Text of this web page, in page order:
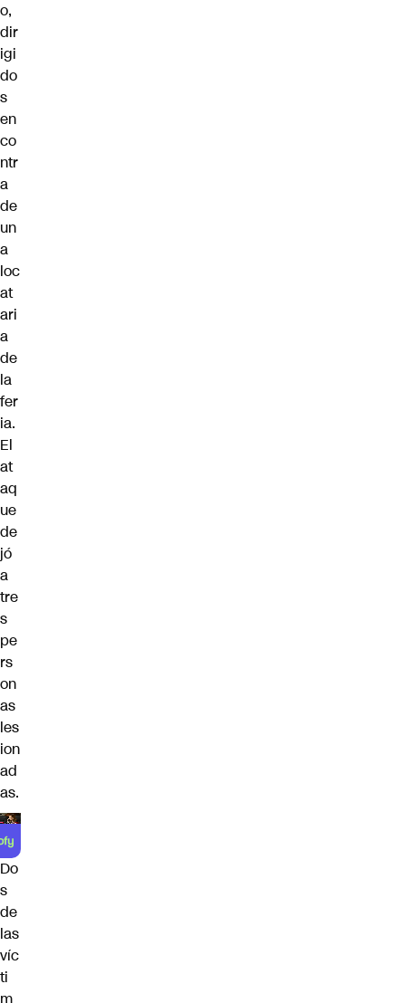
o,
dir
igi
do
s
en
co
ntr
a
de
un
a
loc
at
ari
a
de
la
fer
ia.
El
at
aq
ue
de
jó
a
tre
s
pe
rs
on
as
les
ion
ad
as.
Do
s
de
las
víc
ti